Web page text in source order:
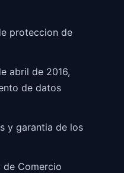
proteccion de
abril de 2016,
de datos
y garantia de los
de Comercio